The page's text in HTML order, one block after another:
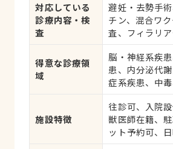
対応している
診療内容・検
査
避妊・去勢手
チン、混合ワ
査、フィラリ
応、健康診断
科手術
得意な診療領
域
脳・神経系疾
患、内分泌代
症系疾患、中
すい臓系疾患
疾患、耳系疾
の病気、皮膚
施設特徴
往診可、入院
獣医師在籍、
ット予約可、